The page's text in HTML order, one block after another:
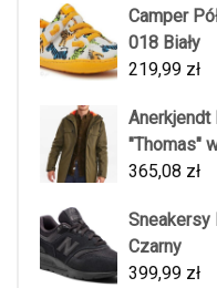
Camper
018 Biały
219,99 zł
"Thomas"
365,08 zł
Sneakersy
Czarny
399,99 zł